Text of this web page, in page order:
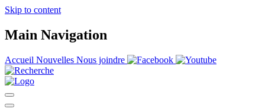
Skip to content
Main Navigation
Accueil Nouvelles Nous joindre